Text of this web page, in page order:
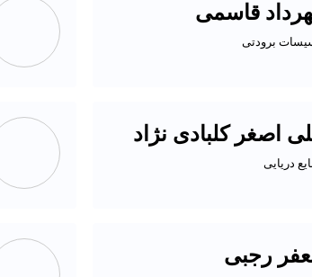
قاسمی
برودتی
اصغر کلبادی نژاد
دریایی
رجبی